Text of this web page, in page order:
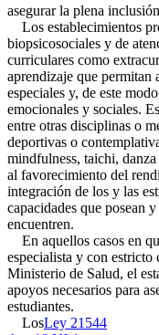
asegurar la plena
Los establecimientos
biopsicosociales y de
curriculares como
aprendizaje que permitan
especiales y, de este
emocionales y sociales.
entre otras disciplinas o
deportivas o
mindfulness, taichi,
al favorecimiento del
integración de los y las
capacidades que posean
encuentren.
En aquellos casos en
especialista y con
Ministerio de Salud, el
apoyos necesarios para
estudiantes.
LosLey 21544